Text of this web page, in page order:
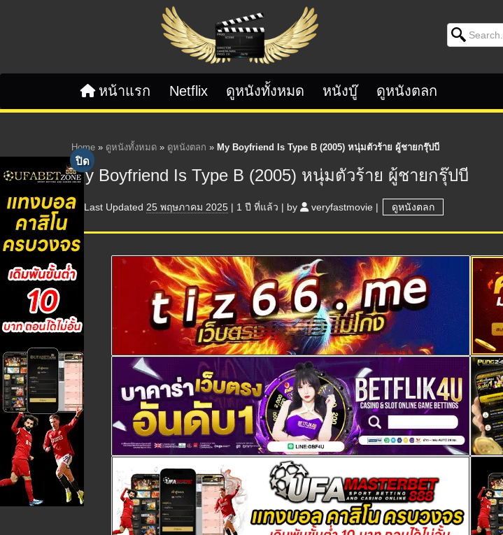
Search for:
หน้าแรก Netflix ดูหนังทั้งหมด หนังบู๊ ดูหนังตลก
Home » ดูหนังทั้งหมด » ดูหนังตลก » My Boyfriend Is Type B (2005) หนุ่มตัวร้าย ผู้ชายกรุ๊ปบี
My Boyfriend Is Type B (2005) หนุ่มตัวร้าย ผู้ชายกรุ๊ปบี
Last Updated 25 พฤษภาคม 2025 | 1 ปี ที่แล้ว | by veryfastmovie | ดูหนังตลก